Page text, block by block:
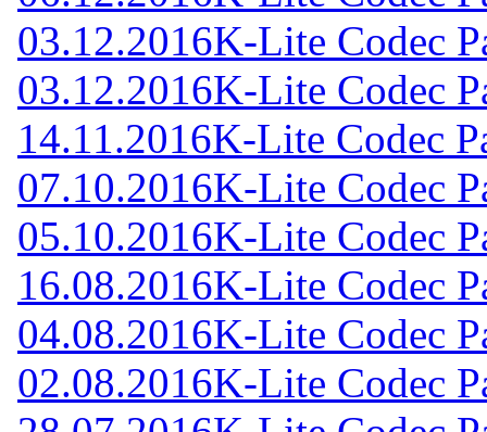
03.12.2016K-Lite Codec
03.12.2016K-Lite Codec
14.11.2016K-Lite Codec
07.10.2016K-Lite Codec
05.10.2016K-Lite Codec
16.08.2016K-Lite Codec
04.08.2016K-Lite Codec
02.08.2016K-Lite Codec